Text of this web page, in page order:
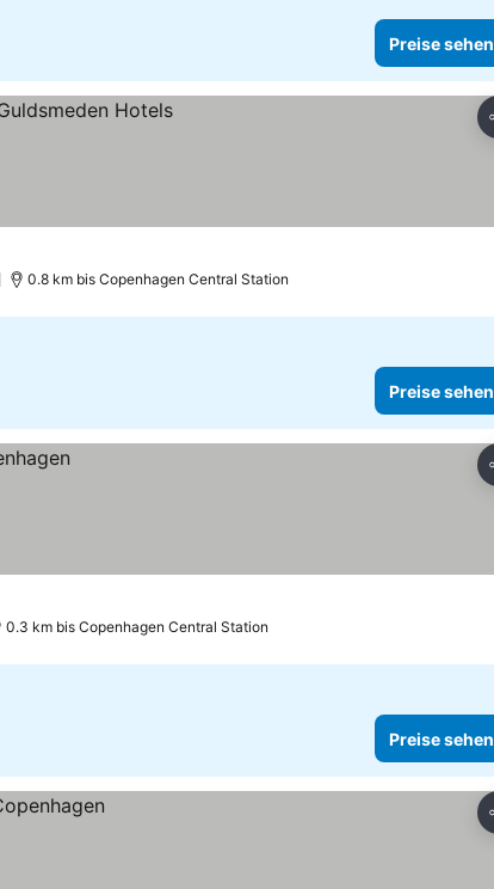
Preise sehen
0.8 km bis Copenhagen Central Station
Preise sehen
0.3 km bis Copenhagen Central Station
Preise sehen